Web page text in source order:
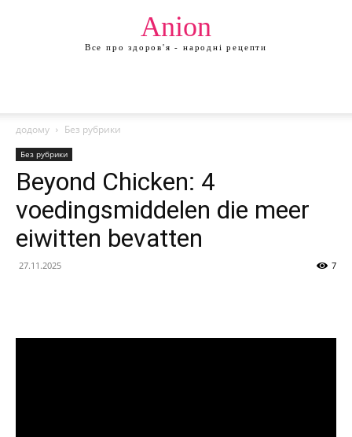
Anion
Все про здоров'я - народні рецепти
додому Без рубрики
Без рубрики
Beyond Chicken: 4
voedingsmiddelen die meer
eiwitten bevatten
27.11.2025 7